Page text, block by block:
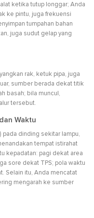
ketika tutup longgar; Anda
ke pintu, juga frekuensi
tumpahan bahan
juga sudut gelap yang
rak, ketuk pipa, juga
sumber berada dekat titik
basah; bila muncul,
tersebut.
Waktu
dinding sekitar lampu,
tempat istirahat
kepadatan: pagi dekat area
sore dekat TPS; pola waktu
Selain itu, Anda mencatat
mengarah ke sumber